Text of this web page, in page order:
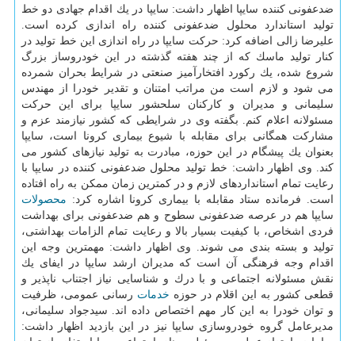
ضدعفونی كننده سایپا اظهار داشت: سایپا در یك اقدام جهادی دو خط
تولید استاندارد محلول ضدعفونی كننده راه اندازی كرده است.
علیرضا زالی اضافه كرد: حركت سایپا در راه اندازی این خط تولید در
كنار تولید ماسك كه از چند هفته گذشته در این خودروساز بزرگ
شروع شده، یك ركورد افتخارآمیز صنعتی در شرایط بحران شمرده
می شود و لازم است من مراتب امتنان و تقدیر خودرا از مهندس
سلیمانی و مدیران و كاركنان سلحشور سایپا برای این حركت
مسئولانه اعلام كنم. بگفته وی در شرایطی كه كشور نیازمند عزم و
مشاركت همگانی برای مقابله با شیوع بیماری كرونا است، سایپا
بعنوان یك پیشگام در این حوزه، مبادرت به تولید نیازهای كشور می
كند. وی اظهار داشت: خط تولید محلول ضدعفونی كننده در سایپا با
رعایت تمام استانداردهای لازم و در كمترین زمان ممكن به راه افتاده
است. فرمانده ستاد مقابله با بیماری كرونا اشاره كرد: محصولات
سایپا هم در عرصه ضدعفونی سطوح و هم ضدعفونی برای بهداشت
فردی اشخاص، با كیفیت بسیار بالا و رعایت تمام الزامات بهداشتی،
تولید و بسته بندی می شوند. وی اظهار داشت: مهمترین وجه این
اقدام وجه فرهنگی آن است كه مدیران ارشد سایپا در ایفای یك
نقش مسئولانه اجتماعی و با درك و شناسایی نیاز اجتناب ناپذیر و
قطعی كشور به این اقلام در حوزه خدمات رسانی عمومی، ظرفیت
و توان خودرا به این كار مهم اختصاص داده اند. سیدجواد سلیمانی،
مدیرعامل گروه خودروسازی سایپا نیز در این بازدید اظهار داشت: